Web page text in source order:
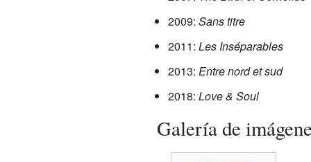
2009: Sans titre
2011: Les Inséparables
2013: Entre nord et sud
2018: Love & Soul
Galería de